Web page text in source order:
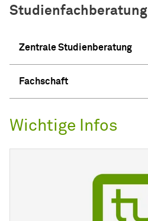
Studienfachberatung
Zentrale Studienberatung
Fachschaft
Wichtige Infos